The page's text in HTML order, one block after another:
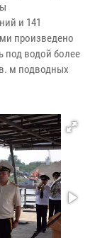
и 141
произведено
под водой более
м подводных